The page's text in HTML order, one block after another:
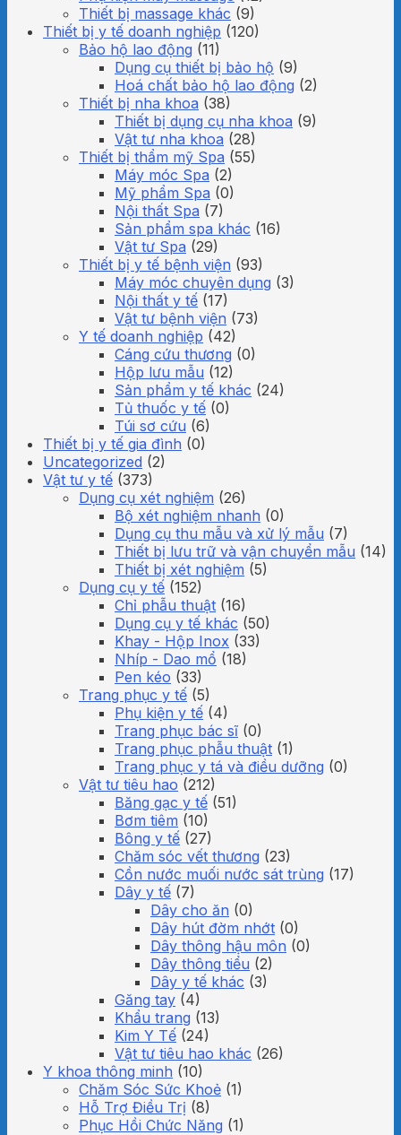
Thiết bị massage khác (9)
Thiết bị y tế doanh nghiệp (120)
Bảo hộ lao động (11)
Dụng cụ thiết bị bảo hộ (9)
Hoá chất bảo hộ lao động (2)
Thiết bị nha khoa (38)
Thiết bị dụng cụ nha khoa (9)
Vật tư nha khoa (28)
Thiết bị thẩm mỹ Spa (55)
Máy móc Spa (2)
Mỹ phẩm Spa (0)
Nội thất Spa (7)
Sản phẩm spa khác (16)
Vật tư Spa (29)
Thiết bị y tế bệnh viện (93)
Máy móc chuyên dụng (3)
Nội thất y tế (17)
Vật tư bệnh viện (73)
Y tế doanh nghiệp (42)
Cáng cứu thương (0)
Hộp lưu mẫu (12)
Sản phẩm y tế khác (24)
Tủ thuốc y tế (0)
Túi sơ cứu (6)
Thiết bị y tế gia đình (0)
Uncategorized (2)
Vật tư y tế (373)
Dụng cụ xét nghiệm (26)
Bộ xét nghiệm nhanh (0)
Dụng cụ thu mẫu và xử lý mẫu (7)
Thiết bị lưu trữ và vận chuyển mẫu (14)
Thiết bị xét nghiệm (5)
Dụng cụ y tế (152)
Chỉ phẫu thuật (16)
Dụng cụ y tế khác (50)
Khay - Hộp Inox (33)
Nhíp - Dao mổ (18)
Pen kéo (33)
Trang phục y tế (5)
Phụ kiện y tế (4)
Trang phục bác sĩ (0)
Trang phục phẫu thuật (1)
Trang phục y tá và điều dưỡng (0)
Vật tư tiêu hao (212)
Băng gạc y tế (51)
Bơm tiêm (10)
Bông y tế (27)
Chăm sóc vết thương (23)
Cồn nước muối nước sát trùng (17)
Dây y tế (7)
Dây cho ăn (0)
Dây hút đờm nhớt (0)
Dây thông hậu môn (0)
Dây thông tiểu (2)
Dây y tế khác (3)
Găng tay (4)
Khẩu trang (13)
Kim Y Tế (24)
Vật tư tiêu hao khác (26)
Y khoa thông minh (10)
Chăm Sóc Sức Khoẻ (1)
Hỗ Trợ Điều Trị (8)
Phục Hồi Chức Năng (1)